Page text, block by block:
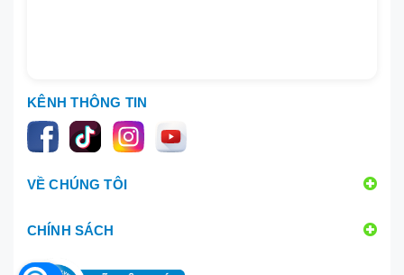
KÊNH THÔNG TIN
VỀ CHÚNG TÔI
CHÍNH SÁCH